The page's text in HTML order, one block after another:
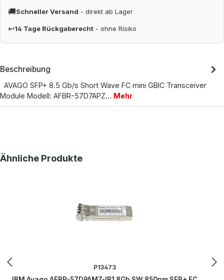
🚚Schneller Versand - direkt ab Lager
↩14 Tage Rückgaberecht - ohne Risiko
Beschreibung
AVAGO SFP+ 8.5 Gb/s Short Wave FC mini GBIC Transceiver
Module Modell: AFBR-57D7APZ… Mehr
Produktgalerie überspringen
Ähnliche Produkte
P13473